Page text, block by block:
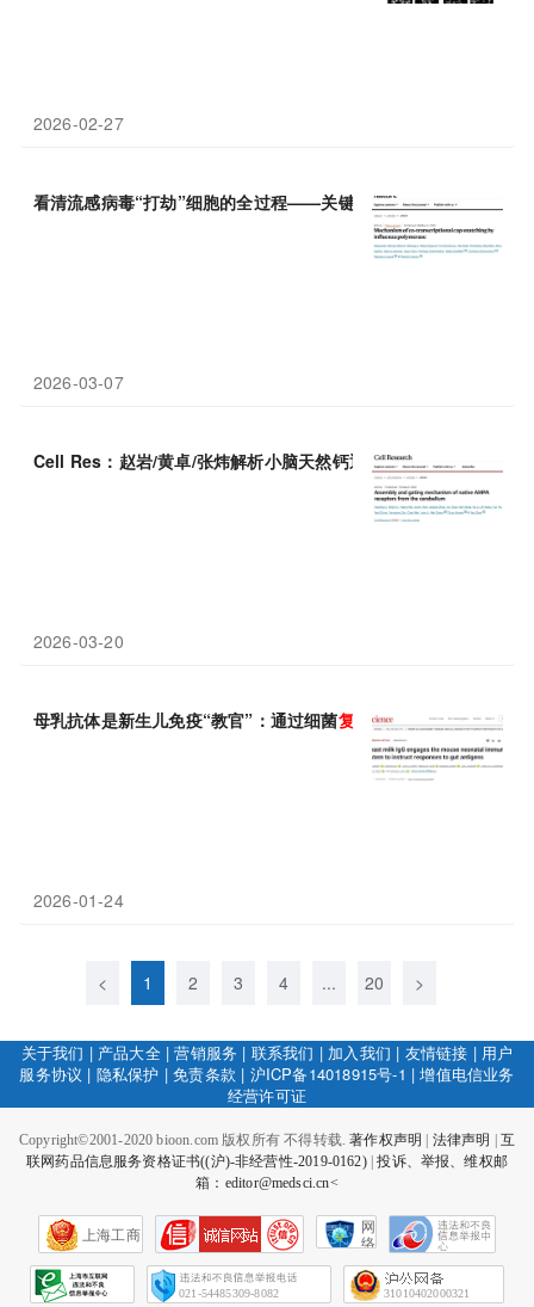
2026-02-27
看清流感病毒“打劫”细胞的全过程——关键 复合物结构破解40年谜
2026-03-07
Cell Res：赵岩/黄卓/张炜解析小脑天然钙通透性AMPA受体
2026-03-20
母乳抗体是新生儿免疫“教官”：通过细菌复合物训练肠道建立耐受
2026-01-24
< 1 2 3 4 ... 20 >
关于我们 | 产品大全|营销服务 | 联系我们 | 加入我们 | 友情链接 | 用户
服务协议 | 隐私保护 |免责条款 | 沪ICP备14018915号-1 |增值电信业务
经营许可证
Copyright©2001-2020 bioon.com 版权所有 不得转载.著作权声明 法律声明
互
联网药品信息服务资格证书((沪)-非经营性-2019-0162)|投诉、举报、维权邮
箱：editor@medsci.cn<
上海工商
网
络
会
征
021-54485309-8082 31010402000321